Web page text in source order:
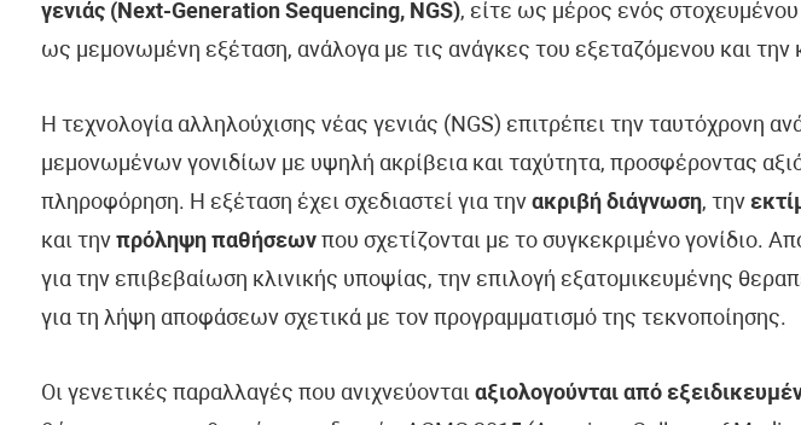
γενιάς (Next-Generation Sequencing, NGS), είτε ως μέρος ενός στοχευμένου
ως μεμονωμένη εξέταση, ανάλογα με τις ανάγκες του εξεταζόμενου και την
Η τεχνολογία αλληλούχισης νέας γενιάς (NGS) επιτρέπει την ταυτόχρονη
μεμονωμένων γονιδίων με υψηλή ακρίβεια και ταχύτητα, προσφέροντας
πληροφόρηση. Η εξέταση έχει σχεδιαστεί για την ακριβή διάγνωση, την
και την πρόληψη παθήσεωνπου σχετίζονται με το συγκεκριμένο γονίδιο.
για την επιβεβαίωση κλινικής υποψίας, την επιλογή εξατομικευμένης
για τη λήψη αποφάσεων σχετικά με τον προγραμματισμό της τεκνοποίησης.
Οι γενετικές παραλλαγές που ανιχνεύονται αξιολογούνται από